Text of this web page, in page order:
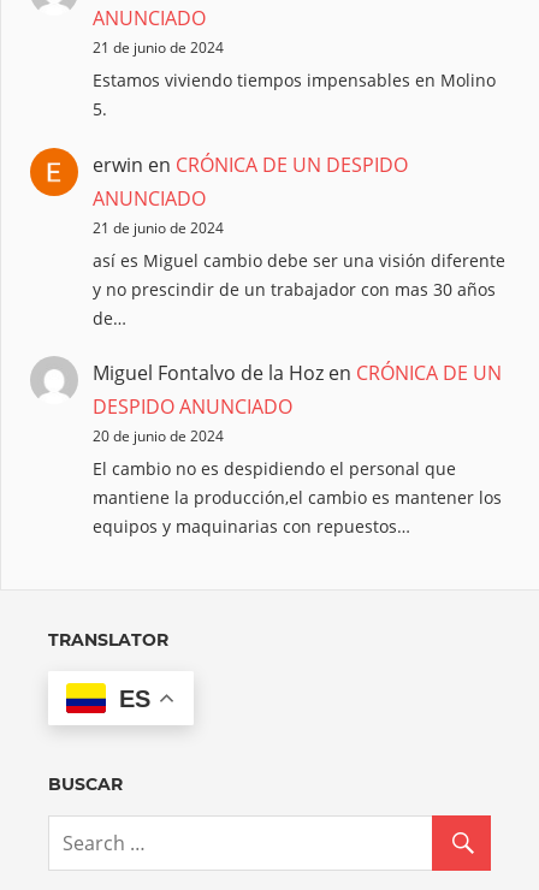
ANUNCIADO
21 de junio de 2024
Estamos viviendo tiempos impensables en Molino
5.
erwin en CRÓNICA DE UN DESPIDO
ANUNCIADO
21 de junio de 2024
así es Miguel cambio debe ser una visión diferente
y no prescindir de un trabajador con mas 30 años
de…
Miguel Fontalvo de la Hoz en CRÓNICA DE UN
DESPIDO ANUNCIADO
20 de junio de 2024
El cambio no es despidiendo el personal que
mantiene la producción,el cambio es mantener los
equipos y maquinarias con repuestos…
TRANSLATOR
ES
BUSCAR